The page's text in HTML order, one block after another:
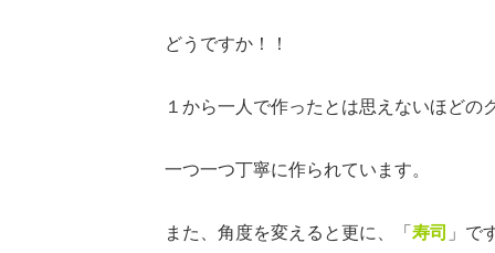
どうですか！！
１から一人で作ったとは思えないほどの
一つ一つ丁寧に作られています。
また、角度を変えると更に、「 寿司 」で